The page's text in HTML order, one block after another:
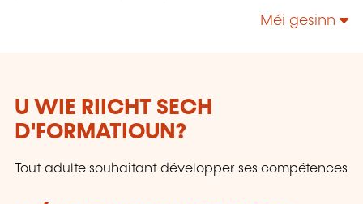
technologies, enrichir leur culture personnelle...
Méi gesinn
U WIE RIICHT SECH
D'FORMATIOUN?
Tout adulte souhaitant développer ses compétences